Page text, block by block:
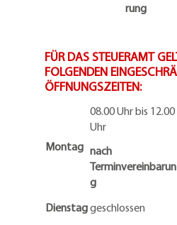
rung
FÜR DAS STEUERAMT
FOLGENDEN
ÖFFNUNGSZEITEN:
Montag
08.00 Uhr bis 12.00
Uhr
nach
Terminvereinbarun
g
Dienstaggeschlossen